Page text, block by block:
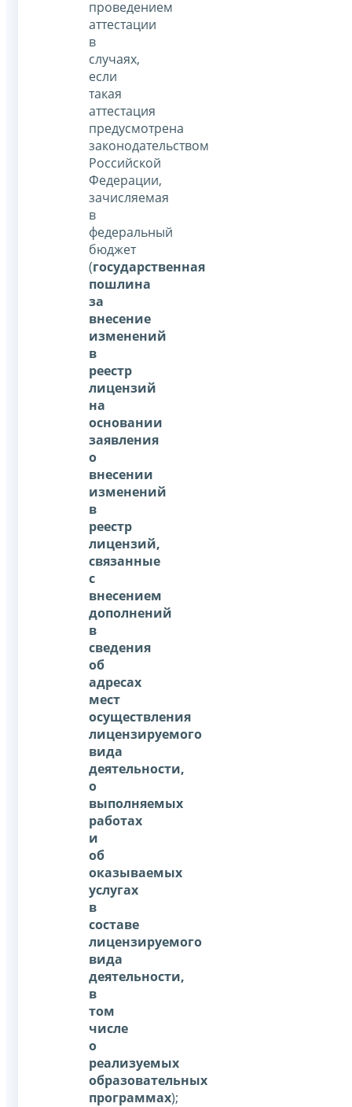
проведением
аттестации
в
случаях,
если
такая
аттестация
предусмотрена
законодательством
Российской
Федерации,
зачисляемая
в
федеральный
бюджет
(государственная
пошлина
за
внесение
изменений
в
реестр
лицензий
на
основании
заявления
о
внесении
изменений
в
реестр
лицензий,
связанные
с
внесением
дополнений
в
сведения
об
адресах
мест
осуществления
лицензируемого
вида
деятельности,
о
выполняемых
работах
и
об
оказываемых
услугах
в
составе
лицензируемого
вида
деятельности,
в
том
числе
о
реализуемых
образовательных
программах);